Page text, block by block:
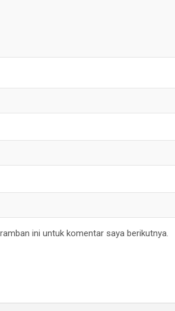
ini untuk komentar saya berikutnya.